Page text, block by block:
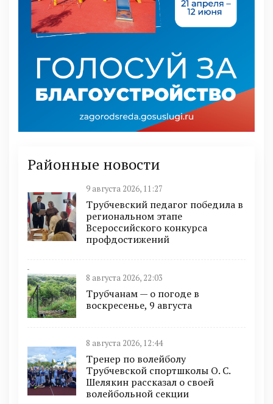
Районные новости
9 августа 2026, 11:27
Трубчевский педагог победила в
региональном этапе
Всероссийского конкурса
профдостижений
8 августа 2026, 22:03
Трубчанам — о погоде в
воскресенье, 9 августа
8 августа 2026, 12:44
Тренер по волейболу
Трубчевской спортшколы О. С.
Шелякин рассказал о своей
волейбольной секции